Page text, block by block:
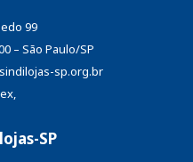
99
– São Paulo/SP
sp.org.br
SP